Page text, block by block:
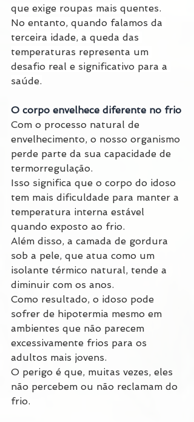
que exige roupas mais quentes.
No entanto, quando falamos da
terceira idade, a queda das
temperaturas representa um
desafio real e significativo para a
saúde.
O corpo envelhece diferente no frio
Com o processo natural de
envelhecimento, o nosso organismo
perde parte da sua capacidade de
termorregulação.
Isso significa que o corpo do idoso
tem mais dificuldade para manter a
temperatura interna estável
quando exposto ao frio.
Além disso, a camada de gordura
sob a pele, que atua como um
isolante térmico natural, tende a
diminuir com os anos.
Como resultado, o idoso pode
sofrer de hipotermia mesmo em
ambientes que não parecem
excessivamente frios para os
adultos mais jovens.
O perigo é que, muitas vezes, eles
não percebem ou não reclamam do
frio.